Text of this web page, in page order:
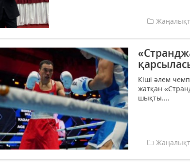
Кіші әлем
жатқан
шықты....